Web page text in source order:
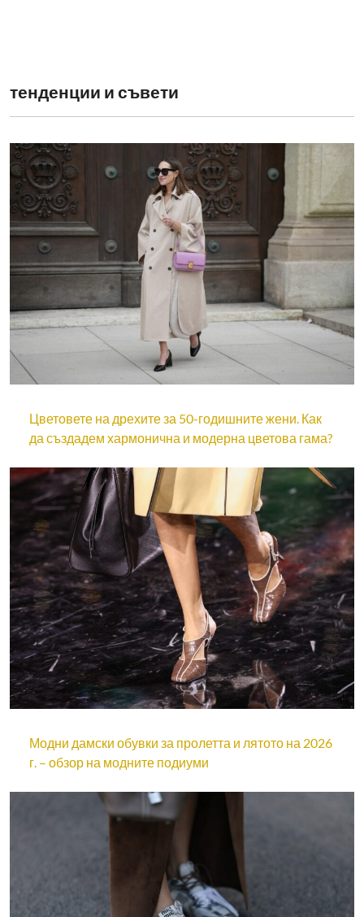
тенденции и съвети
Цветовете на дрехите за 50-годишните жени. Как
да създадем хармонична и модерна цветова гама?
Модни дамски обувки за пролетта и лятото на 2026
г. – обзор на модните подиуми